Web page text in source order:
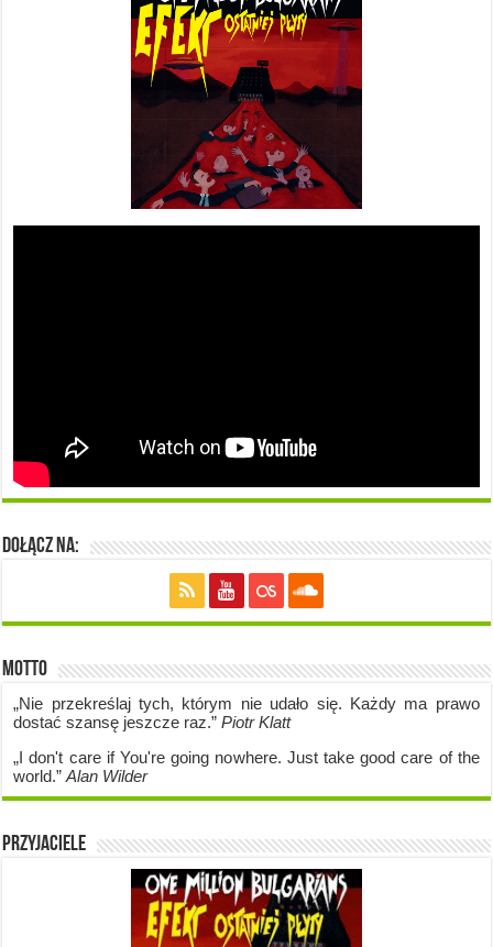
Dołącz na:
Motto
„Nie przekreślaj tych, którym nie udało się. Każdy ma prawo
dostać szansę jeszcze raz.”Piotr Klatt
„I don't care if You're going nowhere. Just take good care of the
world.”Alan Wilder
Przyjaciele